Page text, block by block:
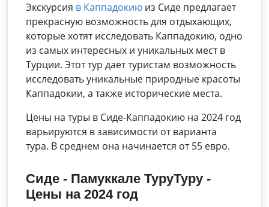
Экскурсия в Каппадокию из Сиде предлагает
прекрасную возможность для отдыхающих,
которые хотят исследовать Каппадокию, одно
из самых интересных и уникальных мест в
Турции. Этот тур дает туристам возможность
исследовать уникальные природные красоты
Каппадокии, а также исторические места.
Цены на туры в Сиде-Каппадокию на 2024 год
варьируются в зависимости от варианта
тура. В среднем она начинается от 55 евро.
Сиде - Памуккале ТуруТуру -
Цены на 2024 год